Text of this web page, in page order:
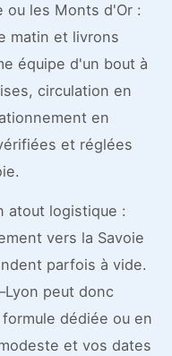
ou les Monts d'Or :
matin et livrons
équipe d'un bout à
circulation en
en
et réglées
atout logistique :
vers la Savoie
parfois à vide.
peut donc
dédiée ou en
et vos dates